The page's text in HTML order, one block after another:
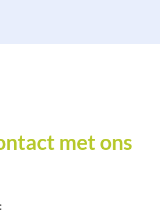
met ons